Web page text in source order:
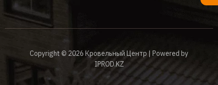
Copyright © 2026 Кровельный Центр | Powered by
IPROD.KZ